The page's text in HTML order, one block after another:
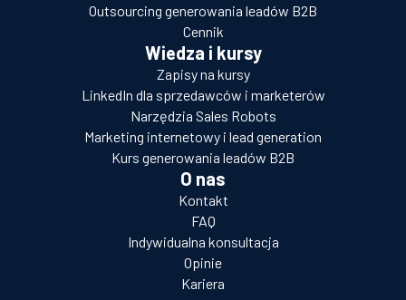
Outsourcing generowania leadów B2B
Cennik
Wiedza i kursy
Zapisy na kursy
LinkedIn dla sprzedawców i marketerów
Narzędzia Sales Robots
Marketing internetowy i lead generation
Kurs generowania leadów B2B
O nas
Kontakt
FAQ
Indywidualna konsultacja
Opinie
Kariera